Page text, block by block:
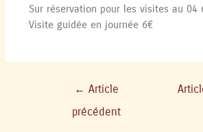
Sur réservation pour les visites au 04
Visite guidée en journée 6€
← Article
précédent